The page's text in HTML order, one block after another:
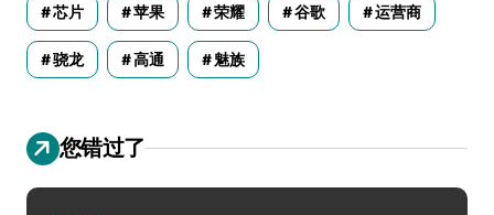
芯片 苹果 荣耀 谷歌 运营商
骁龙 高通 魅族
您错过了